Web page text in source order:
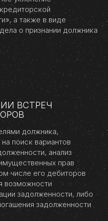
а также в виде
о признании должника
ВСТРЕЧ
должника,
поиск вариантов
анализ
прав
числе его дебиторов
возможности
задолженности, либо
задолженности